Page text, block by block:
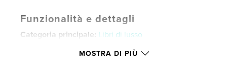
Funzionalità e dettagli
Categoria principale: Libri di lusso
Categorie aggiuntive Libri d'arte e fotografia
MOSTRA DI PIÙ